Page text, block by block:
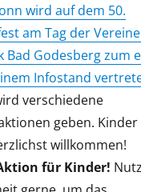
wird auf dem 50.
am Tag der
Bad Godesberg zum
Infostand
verschiedene
geben. Kinder
willkommen!
für Kinder!